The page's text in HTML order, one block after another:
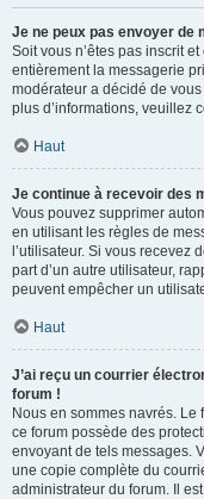
Je ne peux pas envoyer de
Soit vous n’êtes pas inscrit
entièrement la messagerie
modérateur a décidé de
plus d’informations, veuillez
Haut
Je continue à recevoir des
Vous pouvez supprimer
en utilisant les règles de
l’utilisateur. Si vous recevez
part d’un autre utilisateur,
peuvent empêcher un
Haut
J’ai reçu un courrier
forum !
Nous en sommes navrés.
ce forum possède des
envoyant de tels messages.
une copie complète du
administrateur du forum. Il